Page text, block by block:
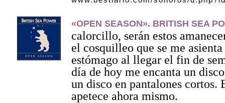
«OPEN SEASON». BRITISH SEA
calorcillo, serán estos
el cosquilleo que se me
estómago al llegar el fin de
día de hoy me encanta un
un disco en pantalones cortos.
apetece ahora mismo.